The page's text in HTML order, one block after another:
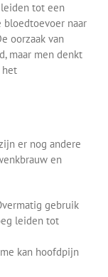
tot een
bloedtoevoer naar
oorzaak van
maar men denkt
het
er nog andere
en
gebruik
leiden tot
kan hoofdpijn